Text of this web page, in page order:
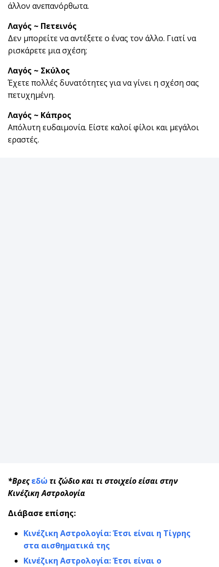
άλλον ανεπανόρθωτα.
Λαγός ~ Πετεινός
Δεν μπορείτε να αντέξετε ο ένας τον άλλο. Γιατί να
ρισκάρετε μια σχέση;
Λαγός ~ Σκύλος
Έχετε πολλές δυνατότητες για να γίνει η σχέση σας
πετυχημένη.
Λαγός ~ Κάπρος
Απόλυτη ευδαιμονία. Είστε καλοί φίλοι και μεγάλοι
εραστές.
*Βρες εδώτι ζώδιο και τι στοιχείο είσαι στην
Κινέζικη Αστρολογία
Διάβασε επίσης:
Κινέζικη Αστρολογία: Έτσι είναι η Τίγρης
στα αισθηματικά της
Κινέζικη Αστρολογία: Έτσι είναι ο